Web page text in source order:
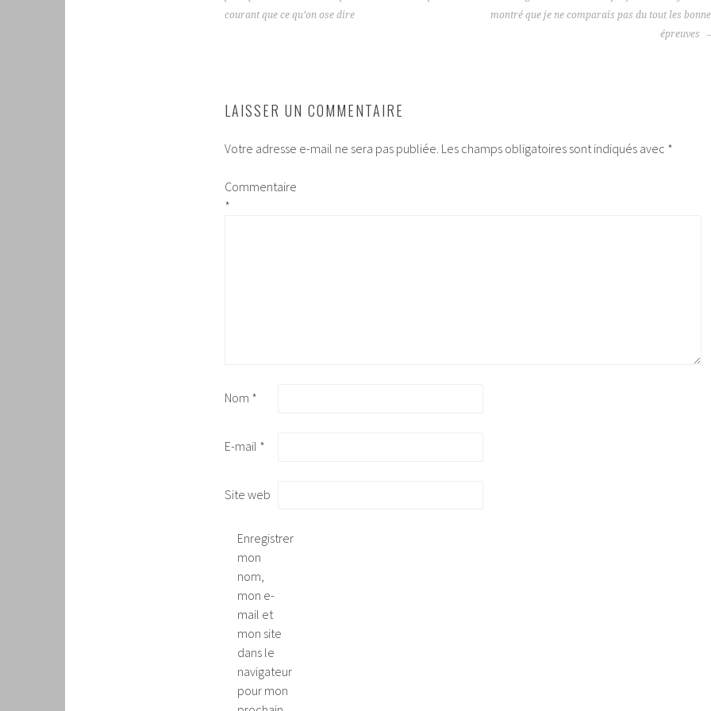
ARTICLES
courant que ce qu’on ose dire
montré que je ne comparais pas du tout les
épreuves
LAISSER UN COMMENTAIRE
Votre adresse e-mail ne sera pas publiée. Les champs obligatoires sont indiqués avec *
Commentaire
*
Nom *
E-mail *
Site web
Enregistrer
mon
nom,
mon e-
mail et
mon site
dans le
navigateur
pour mon